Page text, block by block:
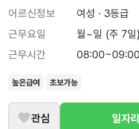
어르신정보
여성 · 3등급
근무요일
월~일 (주 7일)
근무시간
08:00~09:00
높은급여 초보가능
관심 일자